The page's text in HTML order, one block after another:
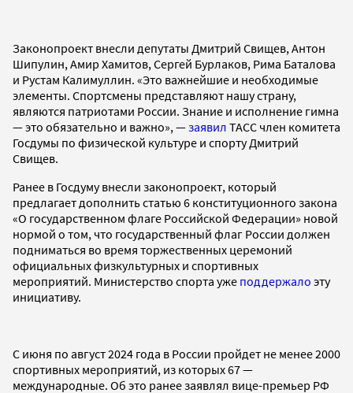
Законопроект внесли депутаты Дмитрий Свищев, Антон
Шипулин, Амир Хамитов, Сергей Бурлаков, Рима Баталова
и Рустам Калимуллин. «Это важнейшие и необходимые
элементы. Спортсмены представляют нашу страну,
являются патриотами России. Знание и исполнение гимна
— это обязательно и важно», —заявил ТАСС член комитета
Госдумы по физической культуре и спорту Дмитрий
Свищев.
Ранее в Госдуму внесли законопроект, который
предлагает дополнить статью 6 конституционного закона
«О государственном флаге Российской Федерации» новой
нормой о том, что государственный флаг России должен
подниматься во время торжественных церемоний
официальных физкультурных и спортивных
мероприятий. Министерство спорта уже поддержало эту
инициативу.
С июня по август 2024 года в России пройдет не менее 2000
спортивных мероприятий, из которых 67 —
международные. Об это ранее заявлял вице-премьер РФ